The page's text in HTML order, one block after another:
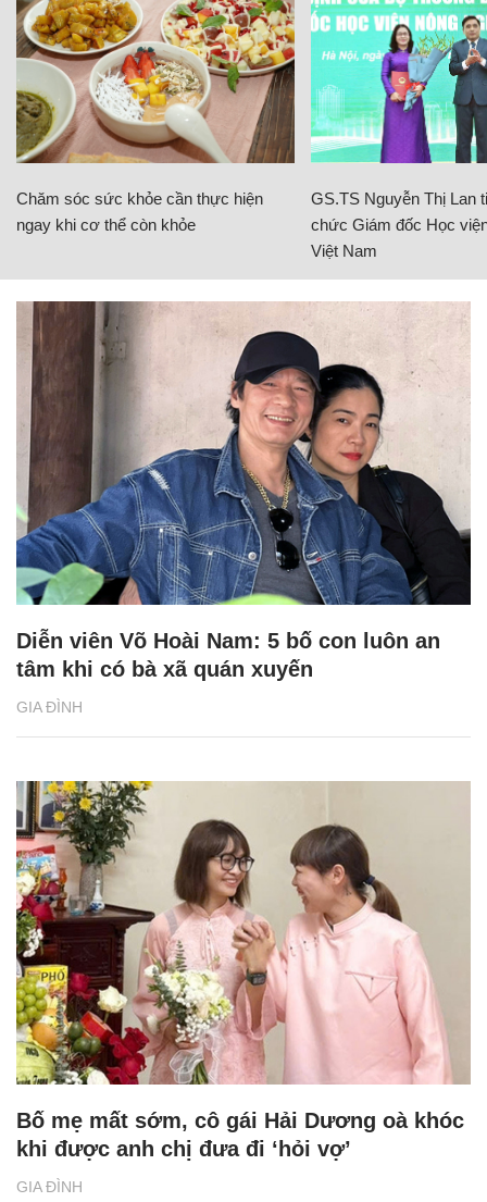
Chăm sóc sức khỏe cần thực hiện
ngay khi cơ thể còn khỏe
GS.TS Nguyễn Thị Lan
chức Giám đốc Học
Việt Nam
GIA ĐÌNH
Diễn viên Võ Hoài Nam: 5 bố con luôn an
tâm khi có bà xã quán xuyến
GIA ĐÌNH
Bố mẹ mất sớm, cô gái Hải Dương oà khóc
khi được anh chị đưa đi ‘hỏi vợ’